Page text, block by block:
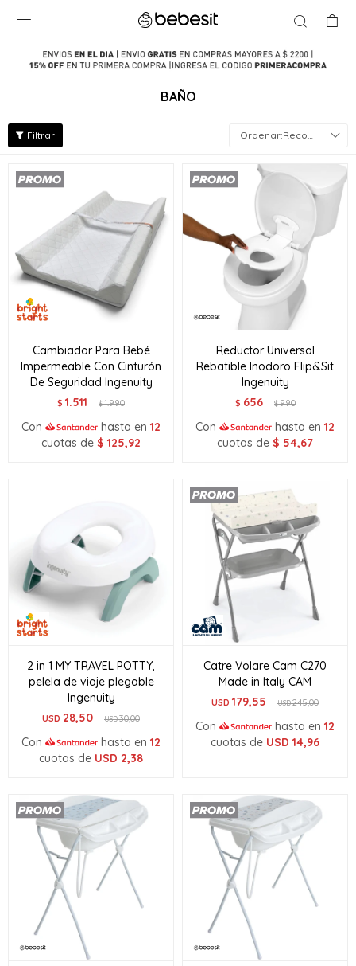

BAÑO
Recomendados
Cambiador Para Bebé
Impermeable Con Cinturón
De Seguridad Ingenuity
$ 1.511 $1.990
Con hasta en 12
cuotas de $ 125,92
Reductor Universal
Rebatible Inodoro Flip&Sit
Ingenuity
$ 656 $990
Con hasta en 12
cuotas de $ 54,67
2 in 1 MY TRAVEL POTTY,
pelela de viaje plegable
Ingenuity
USD 28,50 USD30,00
Con hasta en 12
cuotas de USD 2,38
Catre Volare Cam C270
Made in Italy CAM
USD 179,55 USD245,00
Con hasta en 12
cuotas de USD 14,96